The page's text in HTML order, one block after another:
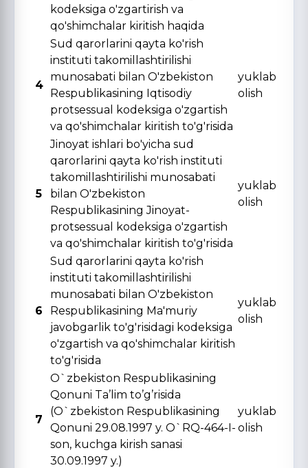
kodeksiga o'zgartirish va
qo'shimchalar kiritish haqida
4
Sud qarorlarini qayta ko'rish
instituti takomillashtirilishi
munosabati bilan O'zbekiston
Respublikasining Iqtisodiy
protsessual kodeksiga o'zgartish
va qo'shimchalar kiritish to'g'risida
yuklab
olish
5
Jinoyat ishlari bo'yicha sud
qarorlarini qayta ko'rish instituti
takomillashtirilishi munosabati
bilan O'zbekiston
Respublikasining Jinoyat-
protsessual kodeksiga o'zgartish
va qo'shimchalar kiritish to'g'risida
yuklab
olish
6
Sud qarorlarini qayta ko'rish
instituti takomillashtirilishi
munosabati bilan O'zbekiston
Respublikasining Ma'muriy
javobgarlik to'g'risidagi kodeksiga
o'zgartish va qo'shimchalar kiritish
to'g'risida
yuklab
olish
7
O`zbekiston Respublikasining
Qonuni Ta’lim to’g’risida
(O`zbekiston Respublikasining
Qonuni 29.08.1997 y. O`RQ-464-I-
son, kuchga kirish sanasi
30.09.1997 y.)
yuklab
olish